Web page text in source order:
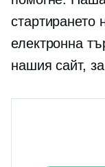
стартирането
електронна
нашия сайт,